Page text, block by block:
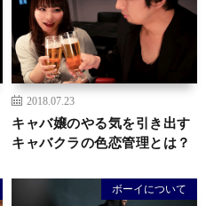
2018.07.23
キャバ嬢のやる気を引き出す
キャバクラの色恋管理とは？
ボーイについて